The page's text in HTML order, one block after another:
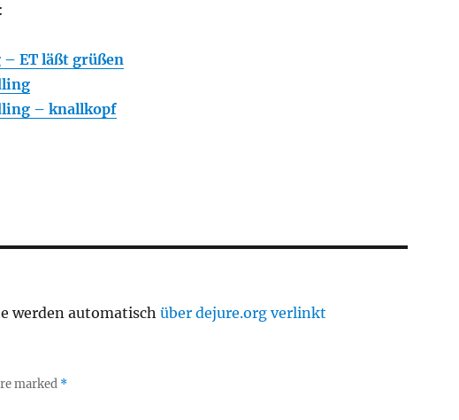
ET läßt grüßen
– knallkopf
werden automatischüber dejure.org verlinkt
marked *